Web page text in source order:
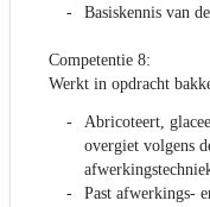
Basiskennis van
Competentie 8:
Werkt in opdracht
Abricoteert,
overgiet volgens
Past afwerkings-